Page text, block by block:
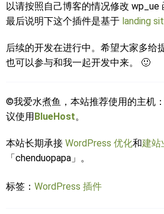
以请按照自己博客的情况修改 wp_ue
最后说明下这个插件是基于 landing
后续的开发在进行中。希望大家多给
也可以参与和我一起开发中来。 🙂
©我爱水煮鱼，本站推荐使用的主机：
议使用BlueHost。
本站长期承接 WordPress 优化和建站
「chenduopapa」。
标签： WordPress 插件